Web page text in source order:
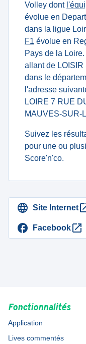
Volley dont
évolue en
dans la ligue
F1 évolue en
Pays de la
allant de LOISIR
dans le
l'adresse
LOIRE 7 RUE
MAUVES-SUR-
Suivez les
pour une ou
Score'n'co.
Site Internet
Facebook
Fonctionnalités
Application
Lives commentés